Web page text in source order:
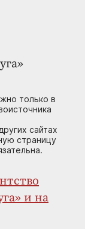
только в
сайтах
страницу
и на